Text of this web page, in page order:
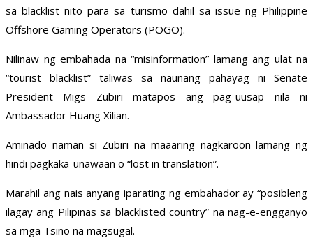
sa blacklist nito para sa turismo dahil sa issue ng Philippine
Offshore Gaming Operators (POGO).
Nilinaw ng embahada na “misinformation” lamang ang ulat na
“tourist blacklist” taliwas sa naunang pahayag ni Senate
President Migs Zubiri matapos ang pag-uusap nila ni
Ambassador Huang Xilian.
Aminado naman si Zubiri na maaaring nagkaroon lamang ng
hindi pagkaka-unawaan o “lost in translation”.
Marahil ang nais anyang iparating ng embahador ay “posibleng
ilagay ang Pilipinas sa blacklisted country” na nag-e-engganyo
sa mga Tsino na magsugal.